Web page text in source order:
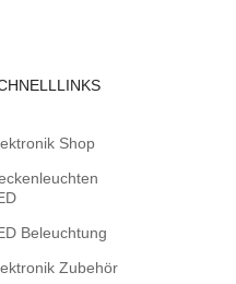
Shop
Beleuchtung
Zubehör